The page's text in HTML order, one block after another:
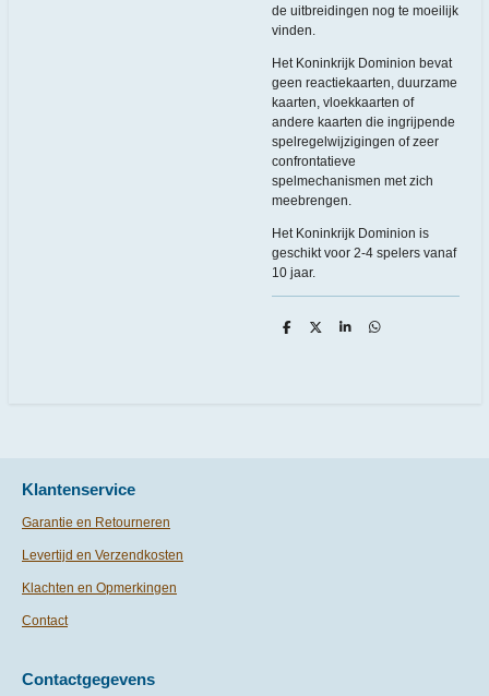
de uitbreidingen nog te moeilijk
vinden.
Het Koninkrijk Dominion bevat
geen reactiekaarten, duurzame
kaarten, vloekkaarten of
andere kaarten die ingrijpende
spelregelwijzigingen of zeer
confrontatieve
spelmechanismen met zich
meebrengen.
Het Koninkrijk Dominion is
geschikt voor 2-4 spelers vanaf
10 jaar.
D
D
S
D
Klantenservice
Garantie en Retourneren
Levertijd en Verzendkosten
Klachten en Opmerkingen
Contact
Contactgegevens